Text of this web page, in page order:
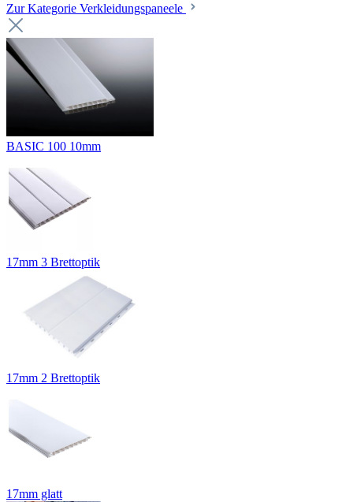
Zur Kategorie Verkleidungspaneele
BASIC 100 10mm
17mm 3 Brettoptik
17mm 2 Brettoptik
17mm glatt